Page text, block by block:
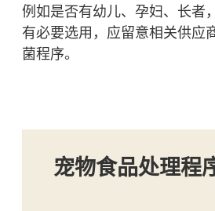
例如是否有幼儿、孕妇、长者
有必要选用，应留意相关供应
菌程序。
宠物食品处理程